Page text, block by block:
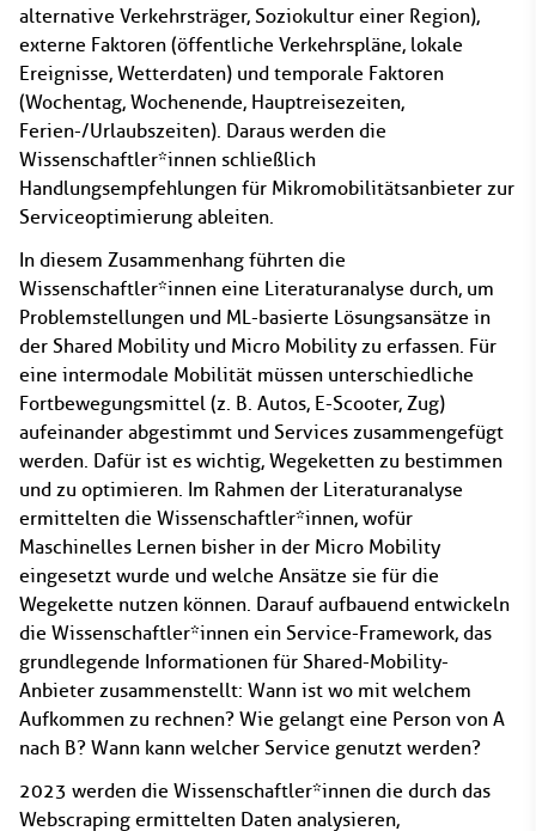
alternative Verkehrsträger, Soziokultur einer Region),
externe Faktoren (öffentliche Verkehrspläne, lokale
Ereignisse, Wetterdaten) und temporale Faktoren
(Wochentag, Wochenende, Hauptreisezeiten,
Ferien-/Urlaubszeiten). Daraus werden die
Wissenschaftler*innen schließlich
Handlungsempfehlungen für Mikromobilitätsanbieter zur
Serviceoptimierung ableiten.
In diesem Zusammenhang führten die
Wissenschaftler*innen eine Literaturanalyse durch, um
Problemstellungen und ML-basierte Lösungsansätze in
der Shared Mobility und Micro Mobility zu erfassen. Für
eine intermodale Mobilität müssen unterschiedliche
Fortbewegungsmittel (z. B. Autos, E-Scooter, Zug)
aufeinander abgestimmt und Services zusammengefügt
werden. Dafür ist es wichtig, Wegeketten zu bestimmen
und zu optimieren. Im Rahmen der Literaturanalyse
ermittelten die Wissenschaftler*innen, wofür
Maschinelles Lernen bisher in der Micro Mobility
eingesetzt wurde und welche Ansätze sie für die
Wegekette nutzen können. Darauf aufbauend entwickeln
die Wissenschaftler*innen ein Service-Framework, das
grundlegende Informationen für Shared-Mobility-
Anbieter zusammenstellt: Wann ist wo mit welchem
Aufkommen zu rechnen? Wie gelangt eine Person von A
nach B? Wann kann welcher Service genutzt werden?
2023 werden die Wissenschaftler*innen die durch das
Webscraping ermittelten Daten analysieren,